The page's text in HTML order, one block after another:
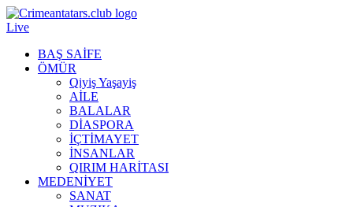
Live
BAŞ SAİFE
ÖMÜR
Qiyiş Yaşayiş
AİLE
BALALAR
DİASPORA
İÇTİMAYET
İNSANLAR
QIRIM HARİTASI
MEDENİYET
SANAT